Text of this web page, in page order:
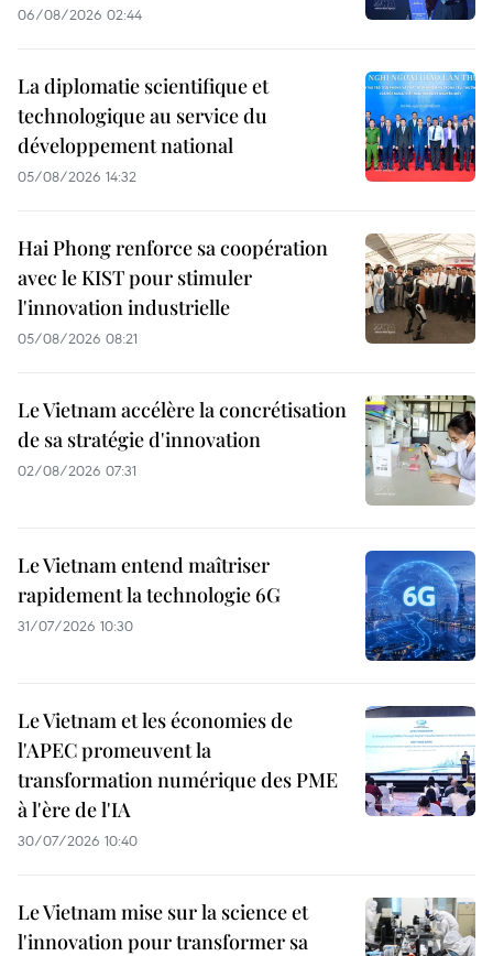
06/08/2026 02:44
La diplomatie scientifique et
technologique au service du
développement national
05/08/2026 14:32
Hai Phong renforce sa coopération
avec le KIST pour stimuler
l'innovation industrielle
05/08/2026 08:21
Le Vietnam accélère la concrétisation
de sa stratégie d'innovation
02/08/2026 07:31
Le Vietnam entend maîtriser
rapidement la technologie 6G
31/07/2026 10:30
Le Vietnam et les économies de
l'APEC promeuvent la
transformation numérique des PME
à l'ère de l'IA
30/07/2026 10:40
Le Vietnam mise sur la science et
l'innovation pour transformer sa